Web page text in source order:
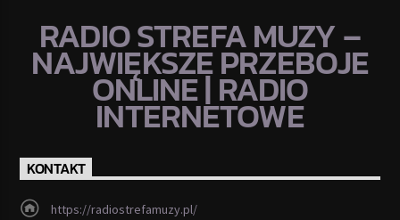
RADIO STREFA MUZY –
NAJWIĘKSZE PRZEBOJE
ONLINE | RADIO
INTERNETOWE
KONTAKT
https://radiostrefamuzy.pl/